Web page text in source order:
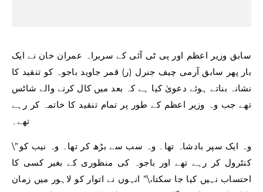
سابق وزیر اعظم اور پی ٹی آئی کے سربراہ عمران خان نے ایک
بار پھر سابق آرمی چیف جنرل (ر) قمر جاوید باجوہ کو تنقید کا
نشانہ بناتے ہوئے دعویٰ کیا ہے کہ بعد میں کال کرنے والے شاٹس
تھے جب وہ وزیر اعظم کے طور پر تمام تنقید کا خاتمہ کر رہے
تھے۔
\”وہ ایک سپر بادشاہ تھا۔ وہ سب سے بڑھ کر تھا۔ وہ نیب کو
کنٹرول کر رہے تھے اور باجوہ کی منظوری کے بغیر کسی کا
احتساب نہیں کیا جا سکتا،\” انہوں نے اتوار کو لاہور میں زمان